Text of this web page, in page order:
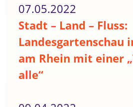
07.05.2022
Stadt – Land – Fluss:
Landesgartenschau
am Rhein mit einer
alle“